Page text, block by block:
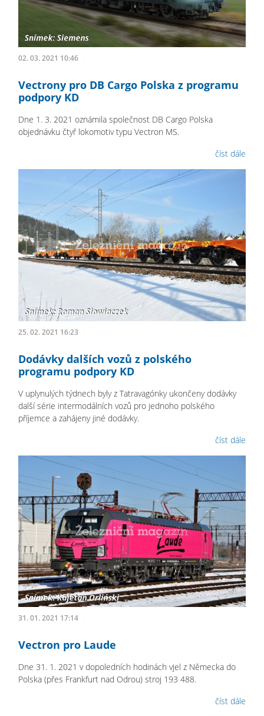
02. 03. 2021 10:46
Vectrony pro DB Cargo Polska z programu
podpory KD
Dne 1. 3. 2021 oznámila společnost DB Cargo Polska
objednávku čtyř lokomotiv typu Vectron MS.
číst dále
25. 02. 2021 16:23
Dodávky dalších vozů z polského
programu podpory KD
V uplynulých týdnech byly z Tatravagónky ukončeny dodávky
další série intermodálních vozů pro jednoho polského
příjemce a zahájeny jiné dodávky.
číst dále
31. 01. 2021 17:14
Vectron pro Laude
Dne 31. 1. 2021 v dopoledních hodinách vjel z Německa do
Polska (přes Frankfurt nad Odrou) stroj 193 488.
číst dále